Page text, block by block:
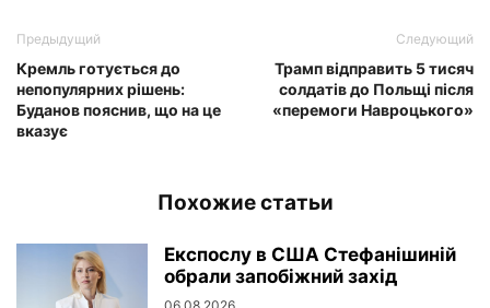
Предыдущий
Кремль готується до
непопулярних рішень:
Буданов пояснив, що на це
вказує
Следующий
Трамп відправить 5 тисяч
солдатів до Польщі після
«перемоги Навроцького»
Похожие статьи
Експослу в США Стефанішиній
обрали запобіжний захід